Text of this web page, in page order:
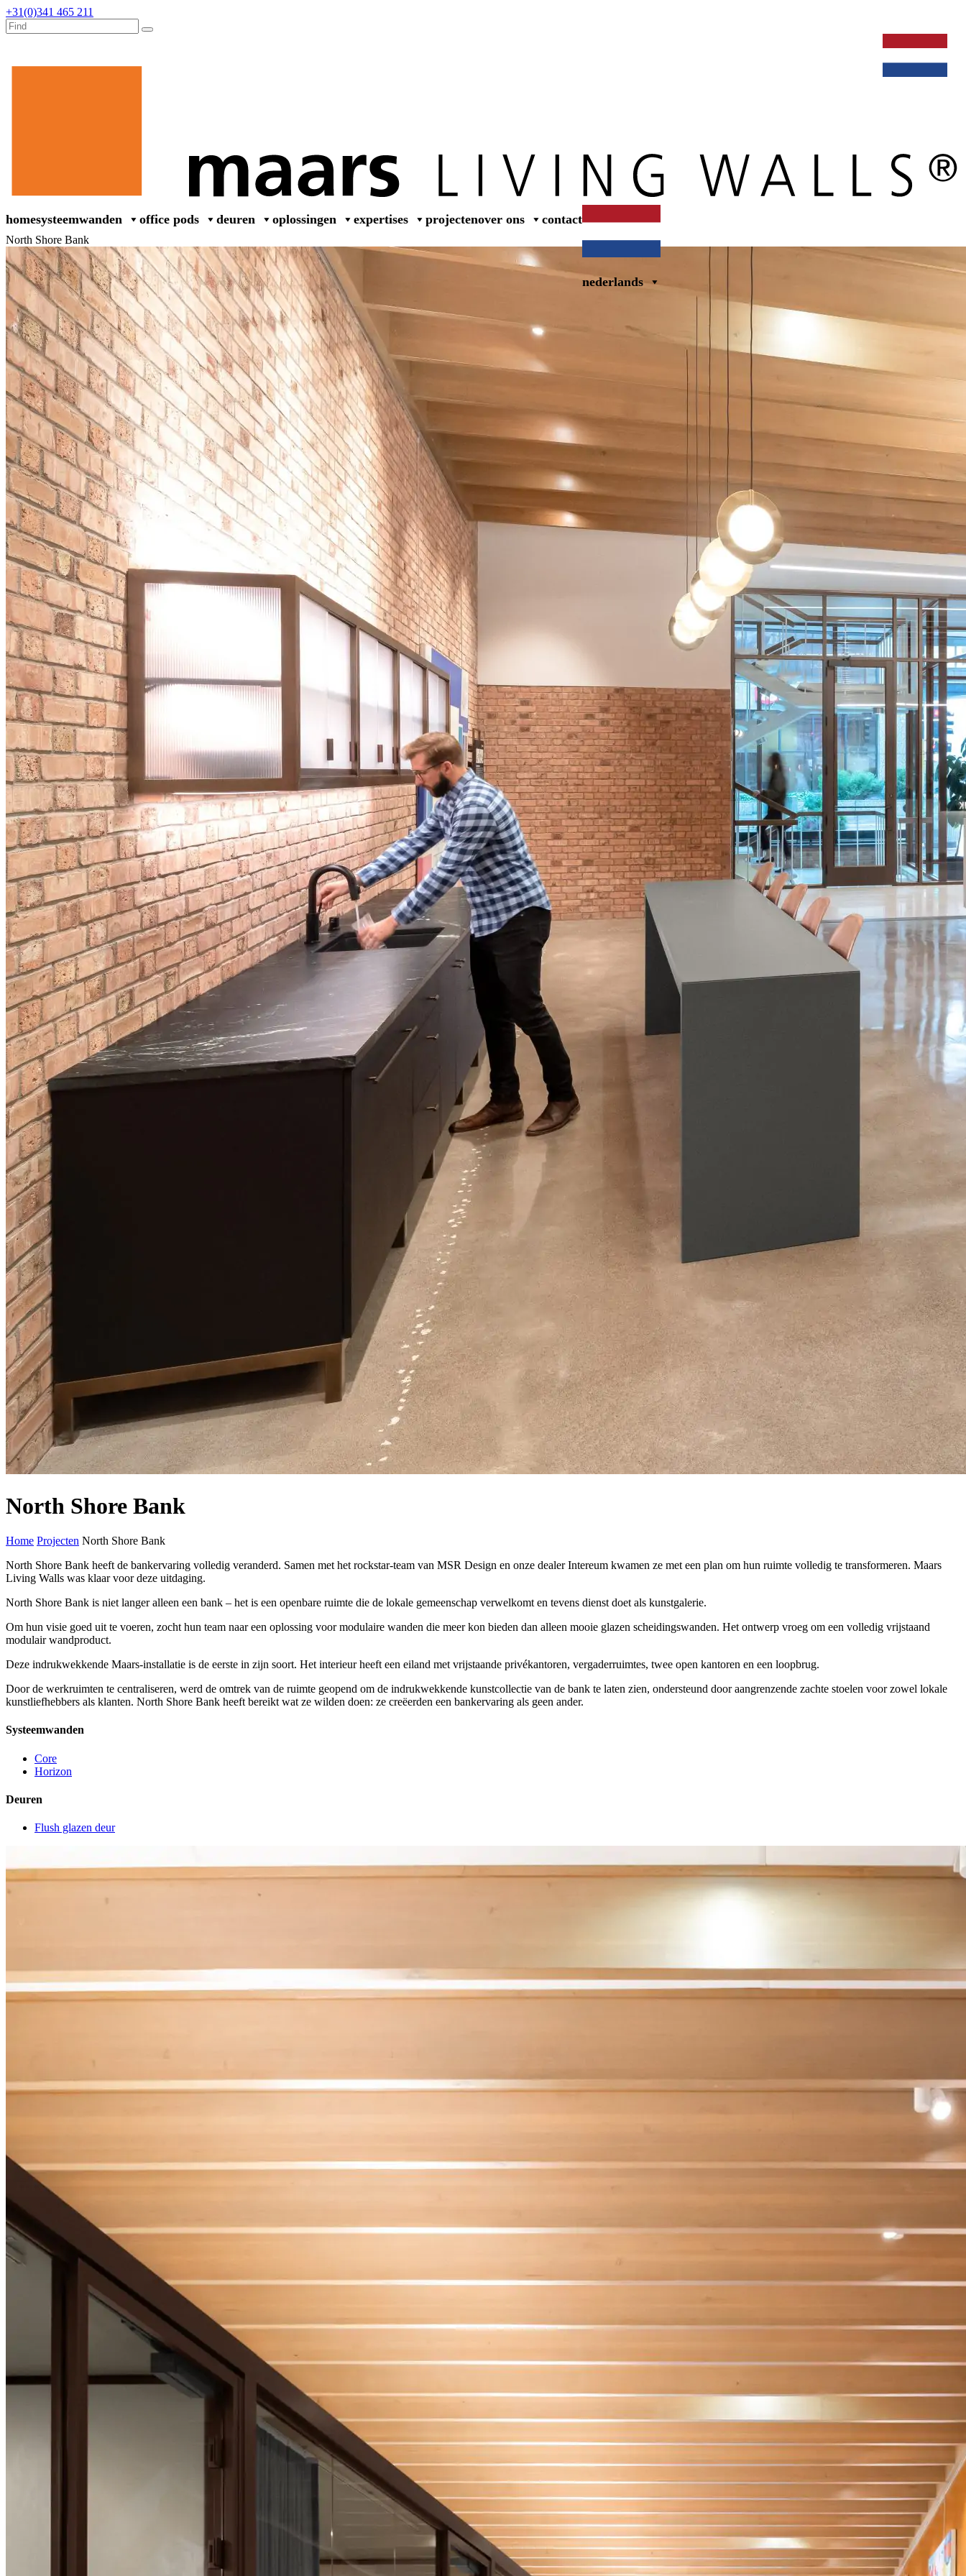
+31(0)341 465 211
homesysteemwanden office pods deuren oplossingen expertises projectenover ons contact
nederlands
North Shore Bank
North Shore Bank
Home Projecten North Shore Bank
North Shore Bank heeft de bankervaring volledig veranderd. Samen met het rockstar-team van MSR Design en onze dealer Intereum kwamen ze met een plan om hun ruimte volledig te transformeren. Maars
Living Walls was klaar voor deze uitdaging.
North Shore Bank is niet langer alleen een bank – het is een openbare ruimte die de lokale gemeenschap verwelkomt en tevens dienst doet als kunstgalerie.
Om hun visie goed uit te voeren, zocht hun team naar een oplossing voor modulaire wanden die meer kon bieden dan alleen mooie glazen scheidingswanden. Het ontwerp vroeg om een ​​volledig vrijstaand
modulair wandproduct.
Deze indrukwekkende Maars-installatie is de eerste in zijn soort. Het interieur heeft een eiland met vrijstaande privékantoren, vergaderruimtes, twee open kantoren en een loopbrug.
Door de werkruimten te centraliseren, werd de omtrek van de ruimte geopend om de indrukwekkende kunstcollectie van de bank te laten zien, ondersteund door aangrenzende zachte stoelen voor zowel lokale
kunstliefhebbers als klanten. North Shore Bank heeft bereikt wat ze wilden doen: ze creëerden een bankervaring als geen ander.
Systeemwanden
Core
Horizon
Deuren
Flush glazen deur